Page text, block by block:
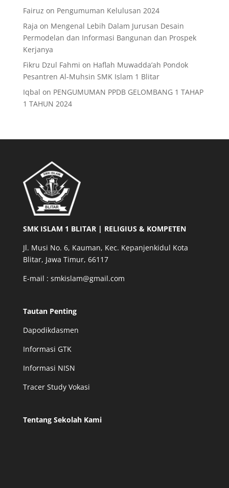
Fairuz on Pengumuman Kelulusan 2024
Raja on Mengenal Lebih Dalam Jurusan Desain
Permodelan dan Informasi Bangunan dan Prospek
Kerjanya
Fikru Dzul Fahmi on Haflah Muwadda’ah Pondok
Pesantren Al-Muhsin SMK Islam 1 Blitar
Iqbal on PENGUMUMAN PPDB GELOMBANG 1 TAHAP
1 TAHUN 2024
SMK ISLAM 1 BLITAR | RELIGIUS & KOMPETEN
Jl. Musi No. 6, Kauman, Kec. Kepanjenkidul Kota
Blitar, Jawa Timur, 66117
E-mail : smkislam@gmail.com
Tautan Penting
Dapodikdasmen
Informasi GTK
Informasi NISN
Tracer Study Vokasi
Tentang Sekolah Kami